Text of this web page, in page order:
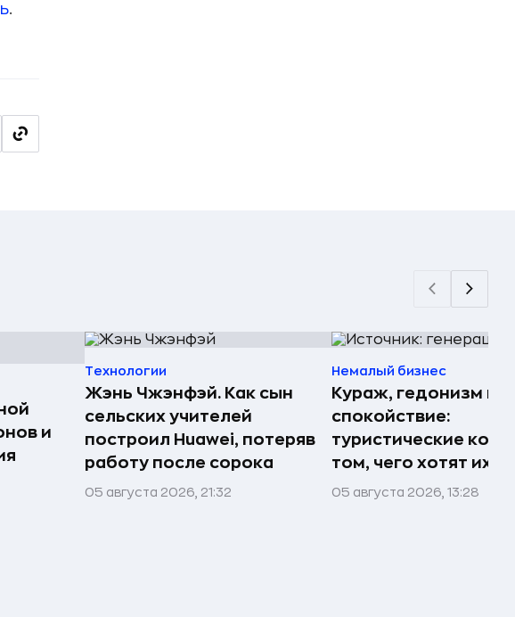
.
и
Технологии
Жэнь Чжэнфэй. Как сын
сельских учителей
построил Huawei, потеряв
работу после сорока
05 августа 2026, 21:32
Немалый бизнес
Кураж, гедонизм и
спокойствие:
туристические
том, чего хотят их
05 августа 2026, 13:28